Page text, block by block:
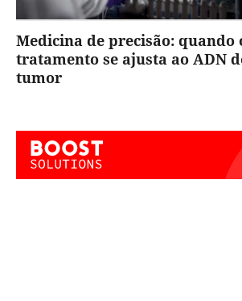
Medicina de precisão: quando
tratamento se ajusta ao ADN
tumor